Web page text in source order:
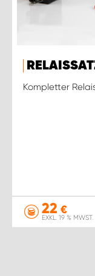
Kompletter
22 €
EXKL. 19 % MWST.